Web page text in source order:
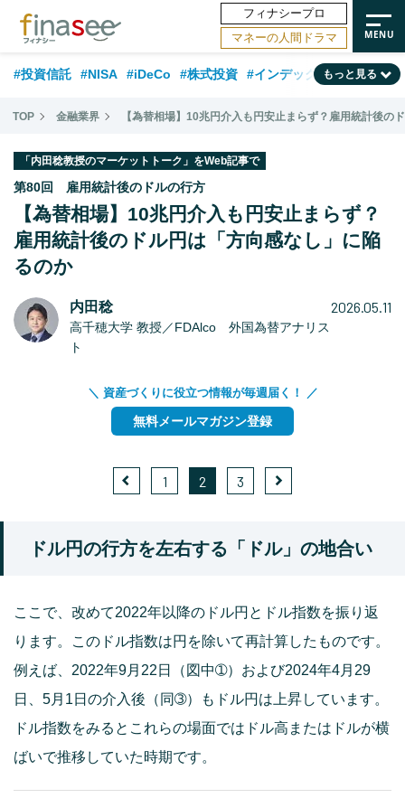
フィナシープロ
マネーの人間ドラマ
#投資信託 #NISA #iDeCo #株式投資 #インデックスファンド
#相談事例 #相続・贈与 #FP #新NISA #ランキング #トレンド
#資産運用業界 #老後 #海外事情
#フィナンシャル・ウェルビーイング #データ・調査 #国内株式型
#60代
もっと見る
TOP 金融業界 【為替相場】10兆円介入も円安止まらず？雇用統計後の
「内田稔教授のマーケットトーク」をWeb記事で
第80回 雇用統計後のドルの行方
【為替相場】10兆円介入も円安止まらず？
雇用統計後のドル円は「方向感なし」に陥
るのか
内田稔
高千穂大学 教授／FDAlco 外国為替アナリス
ト
2026.05.11
＼ 資産づくりに役立つ情報が毎週届く！ ／
無料メールマガジン登録
1 2 3
ドル円の行方を左右する「ドル」の地合い
ここで、改めて2022年以降のドル円とドル指数を振り返
ります。このドル指数は円を除いて再計算したものです。
例えば、2022年9月22日（図中➀）および2024年4月29
日、5月1日の介入後（同➂）もドル円は上昇しています。
ドル指数をみるとこれらの場面ではドル高またはドルが横
ばいで推移していた時期です。